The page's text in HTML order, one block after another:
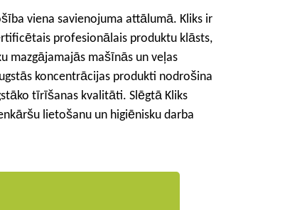
viena savienojuma attālumā. Kliks ir
profesionālais produktu klāsts,
mazgājamajās mašīnās un veļas
koncentrācijas produkti nodrošina
tīrīšanas kvalitāti. Slēgtā Kliks
lietošanu un higiēnisku darba